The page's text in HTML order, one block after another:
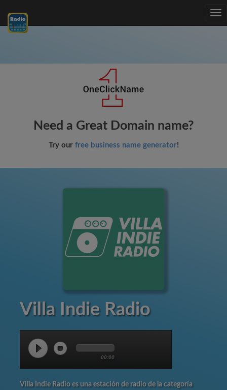
Need a Great Domain name?
Try our free business name generator!
Villa Indie Radio
00:00
Villa Indie Radio es una estación de radio de la categoría